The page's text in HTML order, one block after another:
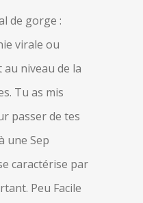
de gorge :
virale ou
niveau de la
Tu as mis
passer de tes
une Sep
caractérise par
Peu Facile